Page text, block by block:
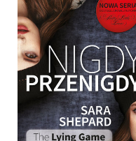
NIGDY, PRZENIGDY
SARA SHEPARD
OPRAWA MIĘKKA